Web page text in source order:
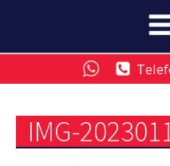
IMG-